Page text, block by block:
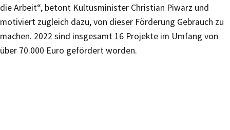
die Arbeit“, betont Kultusminister Christian Piwarz und
motiviert zugleich dazu, von dieser Förderung Gebrauch zu
machen. 2022 sind insgesamt 16 Projekte im Umfang von
über 70.000 Euro gefördert worden.